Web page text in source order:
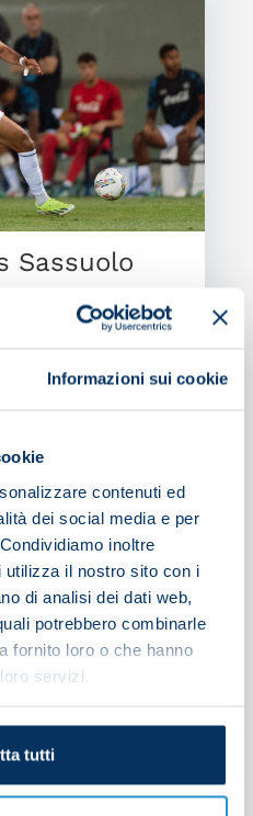
Informazioni sui cookie
contenuti ed
dei social media e per
inoltre
utilizza il nostro sito con i
di analisi dei dati web,
potrebbero combinarle
fornito loro o che hanno
servizi.
tutti
Sassuolo
Search
on Friday